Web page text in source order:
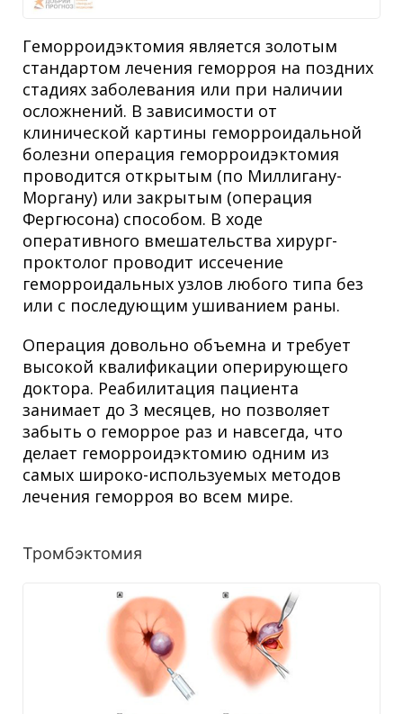
Геморроидэктомия является золотым
стандартом лечения геморроя на поздних
стадиях заболевания или при наличии
осложнений. В зависимости от
клинической картины геморроидальной
болезни операция геморроидэктомия
проводится открытым (по Миллигану-
Моргану) или закрытым (операция
Фергюсона) способом. В ходе
оперативного вмешательства хирург-
проктолог проводит иссечение
геморроидальных узлов любого типа без
или с последующим ушиванием раны.
Операция довольно объемна и требует
высокой квалификации оперирующего
доктора. Реабилитация пациента
занимает до 3 месяцев, но позволяет
забыть о геморрое раз и навсегда, что
делает геморроидэктомию одним из
самых широко-используемых методов
лечения геморроя во всем мире.
Тромбэктомия